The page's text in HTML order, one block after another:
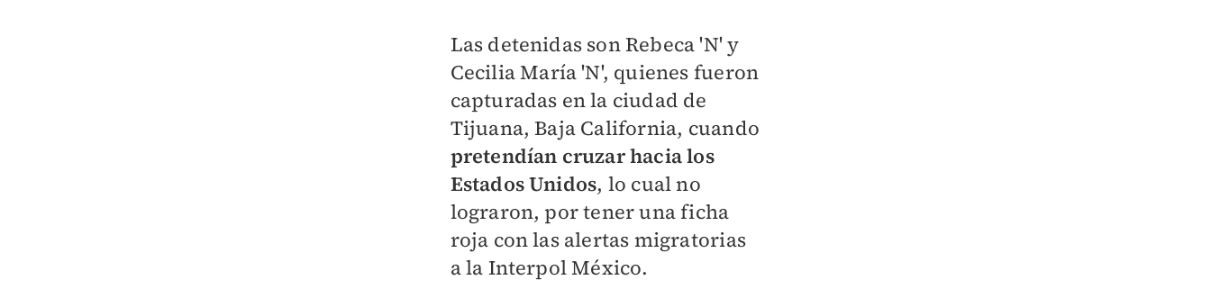
Las detenidas son Rebeca 'N' y
Cecilia María 'N', quienes fueron
capturadas en la ciudad de
Tijuana, Baja California, cuando
pretendían cruzar hacia los
Estados Unidos, lo cual no
lograron, por tener una ficha
roja con las alertas migratorias
a la Interpol México.